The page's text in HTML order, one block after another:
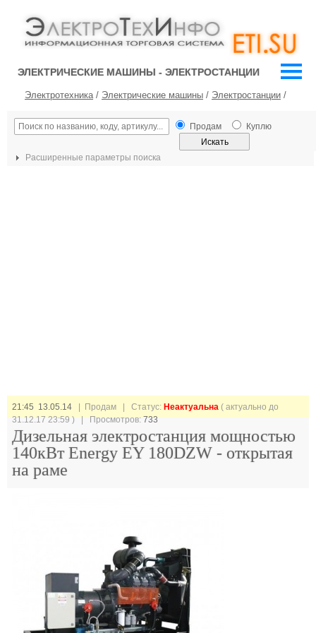
ЭЛЕКТРИЧЕСКИЕ МАШИНЫ - ЭЛЕКТРОСТАНЦИИ
Электротехника/ Электрические машины / Электростанции /
Продам Куплю
Расширенные параметры поиска
21:45 13.05.14 | Продам | Статус: Неактуальна ( актуально до
31.12.17 23:59 ) | Просмотров:733
Дизельная электростанция мощностью
140кВт Energy EY 180DZW - открытая
на раме